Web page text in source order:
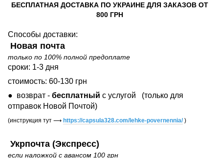
БЕСПЛАТНАЯ ДОСТАВКА ПО УКРАИНЕ ДЛЯ ЗАКАЗОВ ОТ
800 ГРН
Способы доставки:
Новая почта
только по 100% полной предоплате
сроки: 1-3 дня
стоимость: 60-130 грн
● возврат - бесплатный с услугой
(только для
отправок Новой Почтой)
(инструкция тут ⟶ https://capsula328.com/lehke-povernennia/)
Укрпочта (Экспресс)
если наложкой с авансом 100 грн